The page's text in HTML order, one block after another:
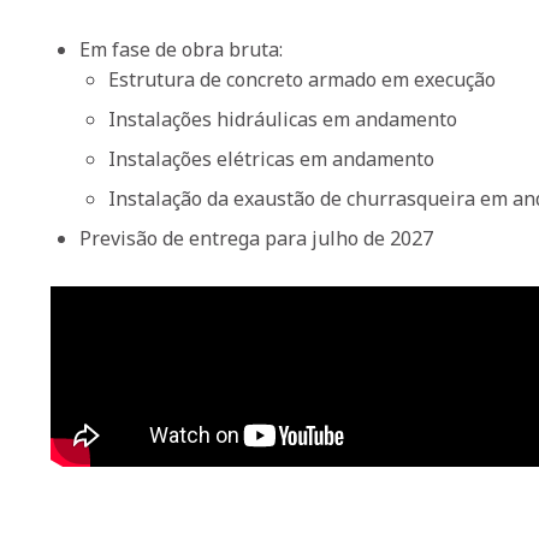
Em fase de obra bruta:
Estrutura de concreto armado em execução
Instalações hidráulicas em andamento
Instalações elétricas em andamento
Instalação da exaustão de churrasqueira em
Previsão de entrega para julho de 2027